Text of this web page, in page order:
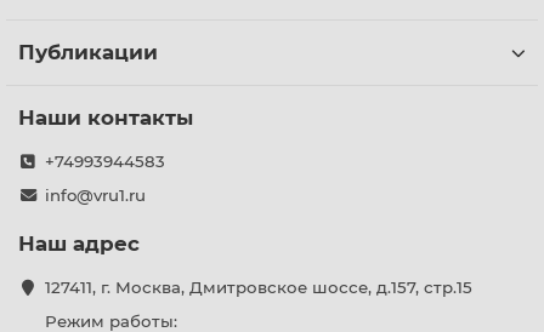
Публикации
Наши контакты
+74993944583
info@vru1.ru
Наш адрес
127411, г. Москва, Дмитровское шоссе, д.157, стр.15
Режим работы: